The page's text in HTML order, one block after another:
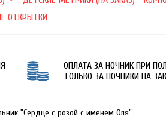
ОТКРЫТКИ
ОПЛАТА ЗА НОЧНИК ПРИ
ТОЛЬКО ЗА НОЧНИКИ НА
"Сердце с розой с именем Оля"